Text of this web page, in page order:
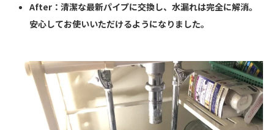
After：清潔な最新パイプに交換し、水漏れは完全に解消。
安心してお使いいただけるようになりました。